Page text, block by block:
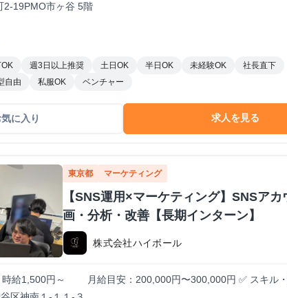
2-19PMO市ヶ谷 5階
週3日以上推奨 土日OK 半日OK 未経験OK
社長直下
自由 私服OK ベンチャー
に入り 求人を見る
東京都 マーケティング
【SNS運用×マーケティング】SNSア
画・分析・改善【長期インターン】
株式会社ハイボール
時給1,500円～ 月給目安：200,000円〜300,000円 ✅ スキル・
賃補助（最大3万円/月） ┗ 渋